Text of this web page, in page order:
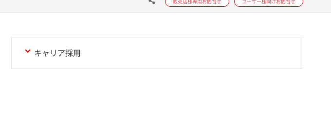
販売店様専用お問合せ ユーザー様向けお問合せ
キャリア採用